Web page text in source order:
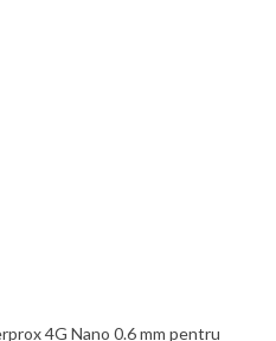
4G Nano 0.6 mm pentru